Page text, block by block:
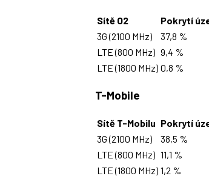
Sítě O2 Pokrytí
3G (2100 MHz)
37,8 %
LTE (800 MHz) 9,4 %
LTE (1800 MHz) 0,8 %
T-Mobile
Sítě T-Mobilu Pokrytí
3G (2100 MHz)
38,5 %
LTE (800 MHz) 11,1 %
LTE (1800 MHz) 1,2 %